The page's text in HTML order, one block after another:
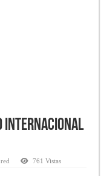
Internacional
761 Vistas